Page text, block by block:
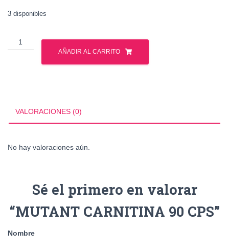
3 disponibles
MUTANT
CARNITINA
AÑADIR AL CARRITO
VALORACIONES (0)
No hay valoraciones aún.
Sé el primero en valorar
“MUTANT CARNITINA 90 CPS”
Nombre